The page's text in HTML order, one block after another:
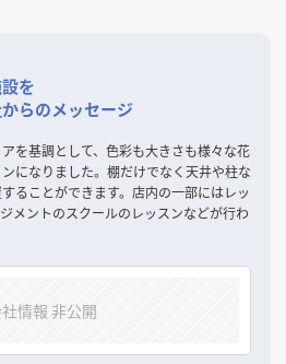
を
らのメッセージ
を基調として、色彩も大きさも様々な花
になりました。棚だけでなく天井や柱な
ることができます。店内の一部にはレッ
メントのスクールのレッスンなどが行わ
情報 非公開